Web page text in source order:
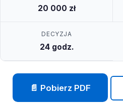
20 000 zł
DECYZJA
24 godz.
📄 Pobierz PDF